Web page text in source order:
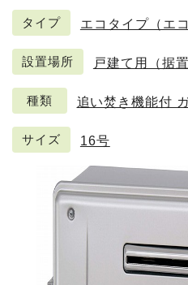
タイプ エコタイプ（エ
設置場所 戸建て用（据
種類 追い焚き機能付
サイズ 16号